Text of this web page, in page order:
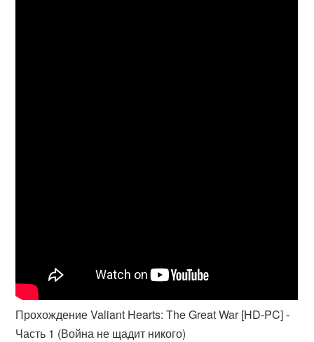
Прохождение Valiant Hearts: The Great War [HD-PC] -
Часть 1 (Война не щадит никого)